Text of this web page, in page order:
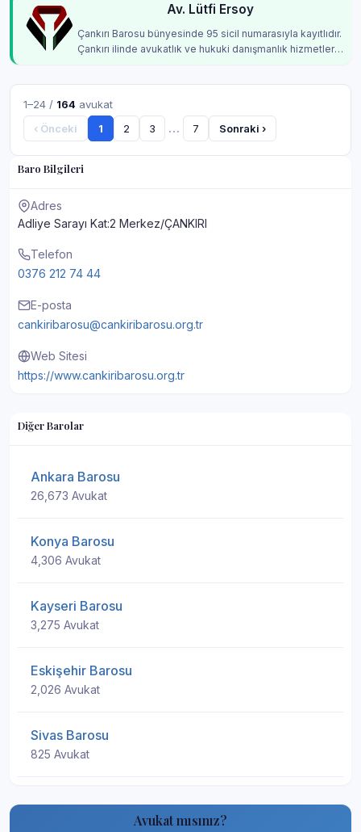
Baro Bilgileri
Adres
Adliye Sarayı Kat:2 Merkez/ÇANKIRI
Telefon
0376 212 74 44
E-posta
cankiribarosu@cankiribarosu.org.tr
Web Sitesi
https://www.cankiribarosu.org.tr
Diğer Barolar
Ankara Barosu
26,673 Avukat
Konya Barosu
4,306 Avukat
Kayseri Barosu
3,275 Avukat
Eskişehir Barosu
2,026 Avukat
Sivas Barosu
825 Avukat
Avukat mısınız?
Av. Lütfi Ersoy
Çankırı Barosu bünyesinde 95 sicil numarasıyla kayıtlıdır.
Çankırı ilinde avukatlık ve hukuki danışmanlık hizmetleri
1–24 / 164 avukat
‹ Önceki
1 2 3 … 7 Sonraki ›